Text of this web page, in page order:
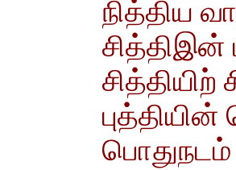
நித்திய
சித்திஇன்
சித்தியிற்
பொதுநடம்